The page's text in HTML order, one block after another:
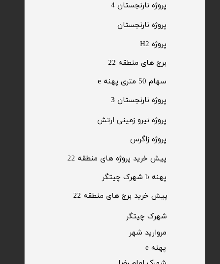
پیش خرید برج های منطقه 22
​سهام 50 متری پهنه e
پهنه b شهرک چیتگر
برج های منطقه 22
پیش خرید پروژه های منطقه 22
پروژه H2
​پروژه زاگرس
​پروژه نارنجستان
​پروژه نیرو زمینی ارتش
پروژه نارنجستان 4
​پروژه نارنجستان 3
​شهرک چیتگر
مروارید شهر​​​​​​​
پهنه e